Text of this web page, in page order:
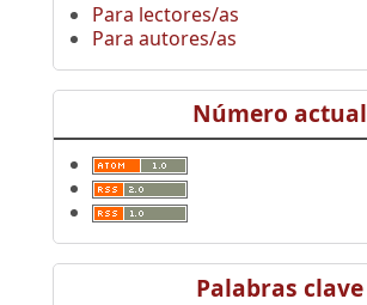
Para lectores/as
Para autores/as
Número actual
Palabras clave